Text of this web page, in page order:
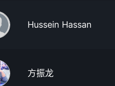
Hussein Hassan
方振龙